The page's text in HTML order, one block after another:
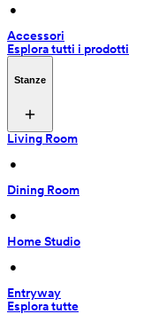
•
Accessori
Esplora tutti i prodotti
Stanze
Living Room
•
Dining Room
•
Home Studio
•
Entryway
Esplora tutte